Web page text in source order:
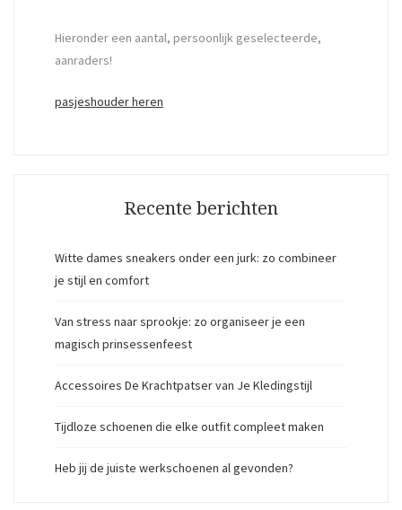
Hieronder een aantal, persoonlijk geselecteerde,
aanraders!
pasjeshouder heren
Recente berichten
Witte dames sneakers onder een jurk: zo combineer
je stijl en comfort
Van stress naar sprookje: zo organiseer je een
magisch prinsessenfeest
Accessoires De Krachtpatser van Je Kledingstijl
Tijdloze schoenen die elke outfit compleet maken
Heb jij de juiste werkschoenen al gevonden?